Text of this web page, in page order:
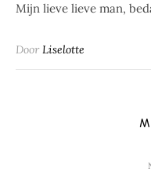
Mijn lieve lieve man,
DoorLiselotte